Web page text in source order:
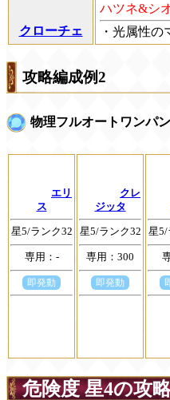
クローチェ
ハツネ&シ
・光属性
攻略編成例2
物理フルオートワンパン
エリ
ス
星5/ランク32
専用：-
即発動
クレ
ジッタ
星5/ランク32
専用：300
即発動
星5/
危険度 星4の攻